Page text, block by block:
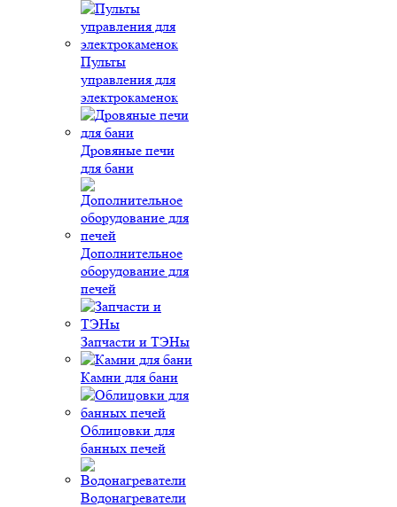
Пульты
управления для
электрокаменок
Дровяные печи
для бани
Дополнительное
оборудование для
печей
Запчасти и ТЭНы
Камни для бани
Облицовки для
банных печей
Водонагреватели